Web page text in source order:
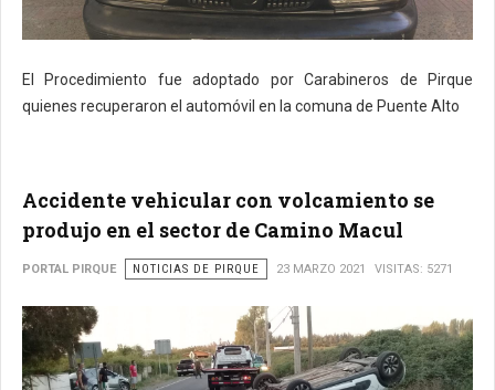
El Procedimiento fue adoptado por Carabineros de Pirque
quienes recuperaron el automóvil en la comuna de Puente Alto
Accidente vehicular con volcamiento se
produjo en el sector de Camino Macul
PORTAL PIRQUE NOTICIAS DE PIRQUE 23 MARZO 2021 VISITAS: 5271